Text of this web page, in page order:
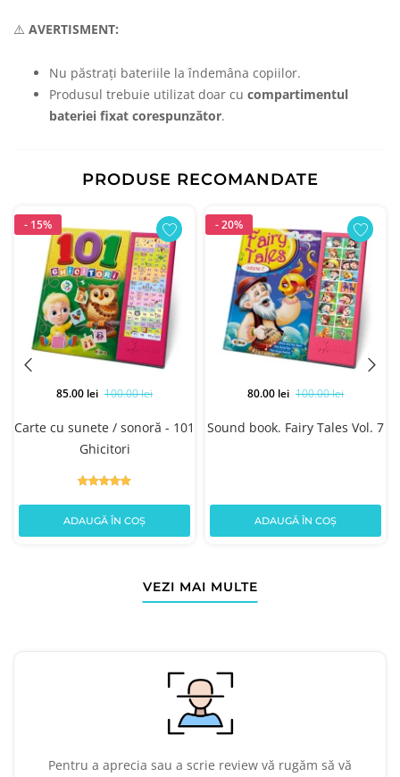
⚠️ AVERTISMENT:
Nu păstrați bateriile la îndemâna copiilor.
Produsul trebuie utilizat doar cu compartimentul
bateriei fixat corespunzător.
PRODUSE RECOMANDATE
- 15%
Carte cu sunete / sonoră - 101
Ghicitori
85.00 lei 100.00 lei
ADAUGĂ ÎN COȘ
- 20%
Sound book. Fairy Tales Vol. 7
80.00 lei 100.00 lei
ADAUGĂ ÎN COȘ
VEZI MAI MULTE
Pentru a aprecia sau a scrie review vă rugăm să vă